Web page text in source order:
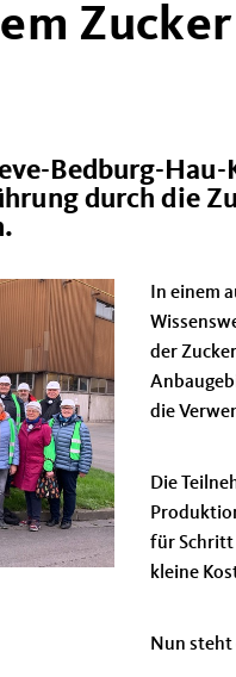
Bedburg-
durch die
In einem
der
die
Die
für Schritt
kleine
Nun